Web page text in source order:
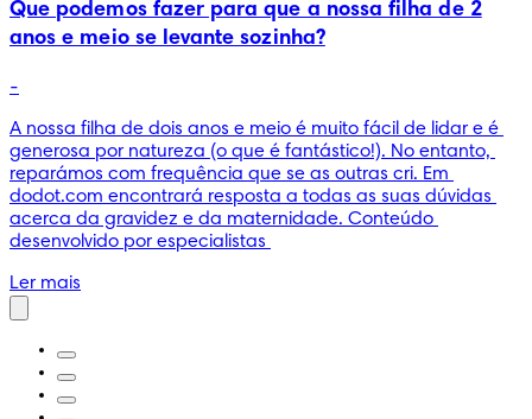
Que podemos fazer para que a nossa filha de 2
anos e meio se levante sozinha?
-
A nossa filha de dois anos e meio é muito fácil de lidar e é
generosa por natureza (o que é fantástico!). No entanto,
reparámos com frequência que se as outras cri. Em
dodot.com encontrará resposta a todas as suas dúvidas
acerca da gravidez e da maternidade. Conteúdo
desenvolvido por especialistas
Ler mais